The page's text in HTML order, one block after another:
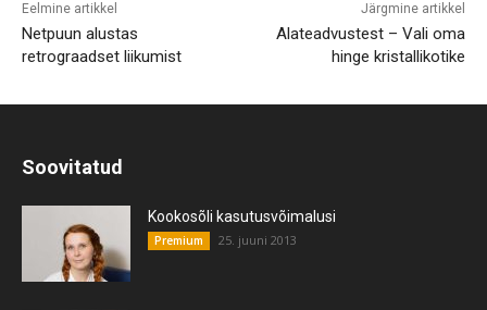
Eelmine artikkel
Netpuun alustas
retrograadset liikumist
Järgmine artikkel
Alateadvustest – Vali oma
hinge kristallikotike
Soovitatud
Kookosõli kasutusvõimalusi
Premium 25. juuni 2013